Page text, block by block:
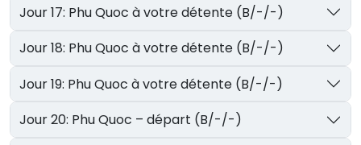
Jour 17: Phu Quoc à votre détente (B/-/-)
Jour 18: Phu Quoc à votre détente (B/-/-)
Jour 19: Phu Quoc à votre détente (B/-/-)
Jour 20: Phu Quoc – départ (B/-/-)